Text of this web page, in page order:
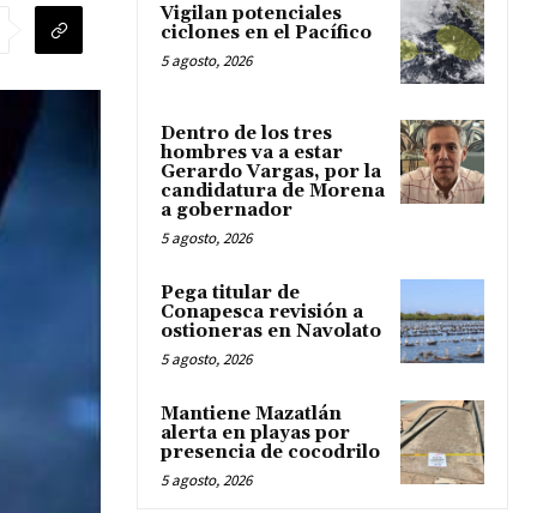
Vigilan potenciales
ciclones en el Pacífico
5 agosto, 2026
Dentro de los tres
hombres va a estar
Gerardo Vargas, por la
candidatura de Morena
a gobernador
5 agosto, 2026
Pega titular de
Conapesca revisión a
ostioneras en Navolato
5 agosto, 2026
Mantiene Mazatlán
alerta en playas por
presencia de cocodrilo
5 agosto, 2026